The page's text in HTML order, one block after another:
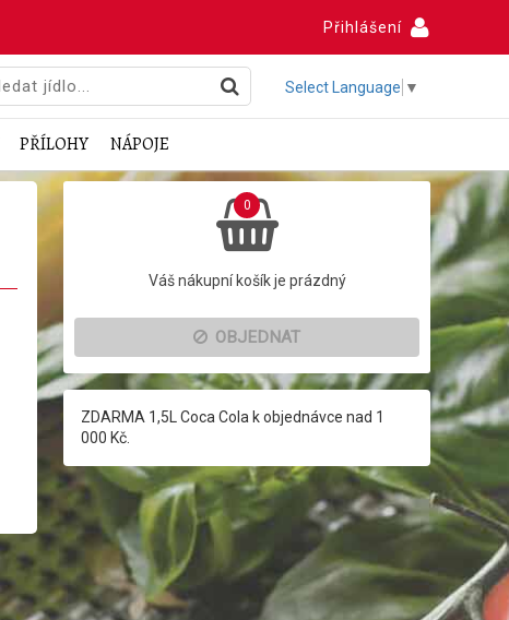
Přihlášení
Select Language ▼
PŘÍLOHY NÁPOJE
0
Váš nákupní košík je prázdný
OBJEDNAT
ZDARMA 1,5L Coca Cola k objednávce nad 1
000 Kč.